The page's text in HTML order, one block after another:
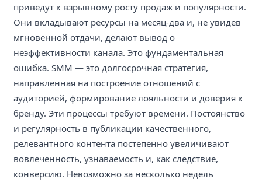
приведут к взрывному росту продаж и популярности.
Они вкладывают ресурсы на месяц-два и, не увидев
мгновенной отдачи, делают вывод о
неэффективности канала. Это фундаментальная
ошибка. SMM — это долгосрочная стратегия,
направленная на построение отношений с
аудиторией, формирование лояльности и доверия к
бренду. Эти процессы требуют времени. Постоянство
и регулярность в публикации качественного,
релевантного контента постепенно увеличивают
вовлеченность, узнаваемость и, как следствие,
конверсию. Невозможно за несколько недель